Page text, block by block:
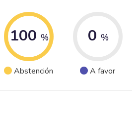
100 %
Abstención
0 %
A favor